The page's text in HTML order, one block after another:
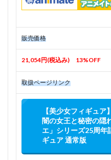
販売価格
21,054円(税込み) 13%OFF
取扱ページリンク
【美少女フィギュ
闇の女王と秘密の隠
エ」シリーズ25周年
ギュア 通常版